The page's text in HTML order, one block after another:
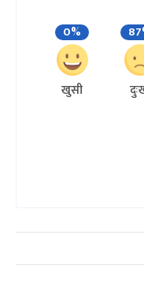
0%
खुसी